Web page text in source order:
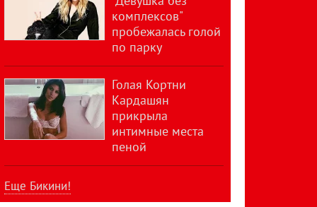
комплексов"
пробежалась голой
по парку
Голая Кортни
Кардашян
прикрыла
интимные места
пеной
Еще Бикини!